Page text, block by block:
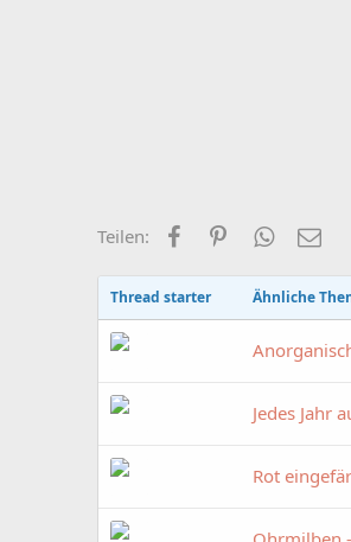
Teilen: FacebookPinterestWhatsApp
E-
Thread starter Ähnliche
Jedes Jahr
Rot